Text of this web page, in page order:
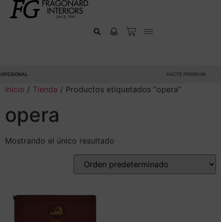
HAZTE PREMIUM
Inicio / Tienda / Productos etiquetados “opera”
opera
Mostrando el único resultado